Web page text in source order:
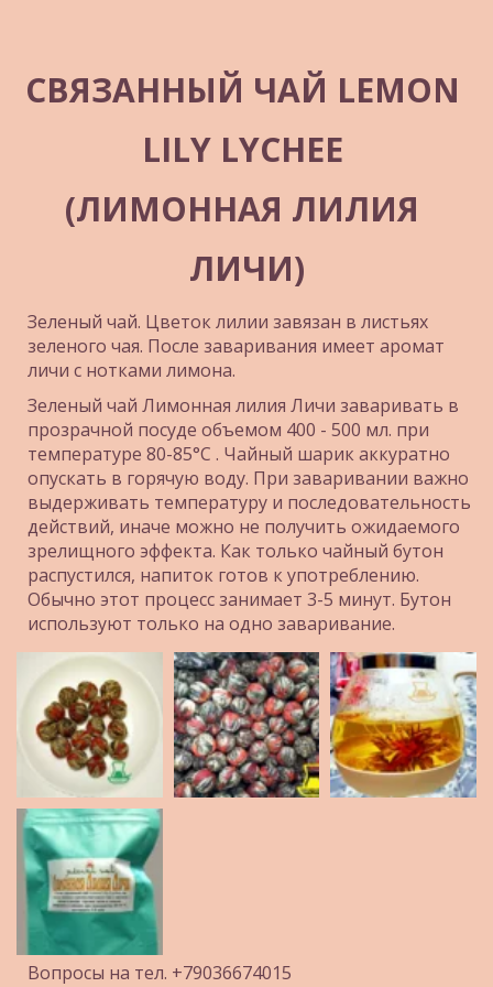
СВЯЗАННЫЙ ЧАЙ LEMON
LILY LYCHEE
(ЛИМОННАЯ ЛИЛИЯ
ЛИЧИ)
Зеленый чай. Цветок лилии завязан в листьях
зеленого чая. После заваривания имеет аромат
личи с нотками лимона.
Зеленый чай Лимонная лилия Личи заваривать в
прозрачной посуде объемом 400 - 500 мл. при
температуре 80-85°С . Чайный шарик аккуратно
опускать в горячую воду. При заваривании важно
выдерживать температуру и последовательность
действий, иначе можно не получить ожидаемого
зрелищного эффекта. Как только чайный бутон
распустился, напиток готов к употреблению.
Обычно этот процесс занимает 3-5 минут. Бутон
используют только на одно заваривание.